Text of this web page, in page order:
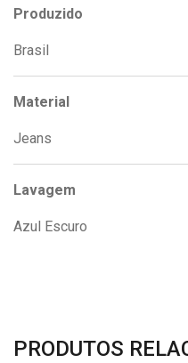
Produzido
Brasil
Material
Jeans
Lavagem
Azul Escuro
PRODUTOS